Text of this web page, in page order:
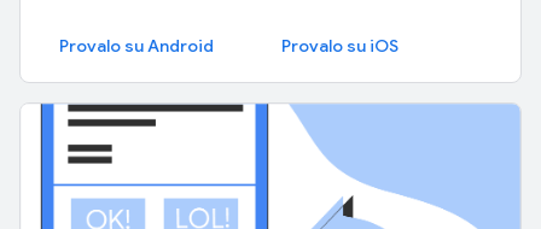
Provalo su Android Provalo su iOS